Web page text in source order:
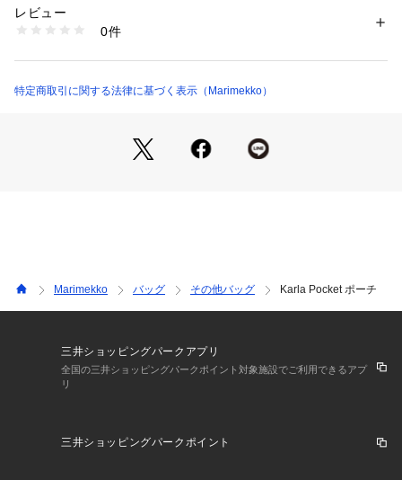
ご了承下さい。
商品番号：
52254294397 （ショップ）
レビュー
0件
特定商取引に関する法律に基づく表示（Marimekko）
Marimekko バッグ その他バッグ Karla Pocket ポーチ
三井ショッピングパークアプリ
全国の三井ショッピングパークポイント対象施設でご利用できるアプ
リ
三井ショッピングパークポイント